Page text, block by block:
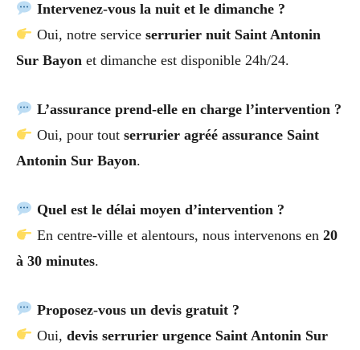
Intervenez-vous la nuit et le dimanche ?
Oui, notre service serrurier nuit Saint Antonin
Sur Bayon et dimanche est disponible 24h/24.
L’assurance prend-elle en charge l’intervention ?
Oui, pour tout serrurier agréé assurance Saint
Antonin Sur Bayon.
Quel est le délai moyen d’intervention ?
En centre-ville et alentours, nous intervenons en 20
à 30 minutes.
Proposez-vous un devis gratuit ?
Oui, devis serrurier urgence Saint Antonin Sur